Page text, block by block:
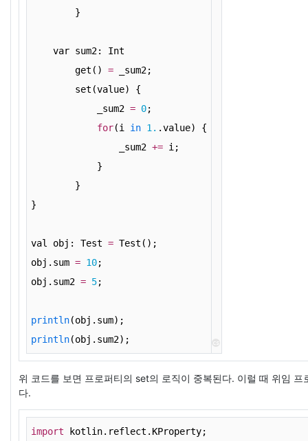
}
var sum2: Int
get() = _sum2;
set(value) {
_sum2 = 0;
for(i in 1. .value) {
_sum2 += i;
}
}
}
val obj: Test = Test();
obj.sum = 10;
obj.sum2 = 5;
println(obj.sum);
println(obj.sum2); cs
위 코드를 보면 프로퍼티의 set의 로직이 중복된다. 이럴 때 위임 프
다.
import kotlin.reflect.KProperty;